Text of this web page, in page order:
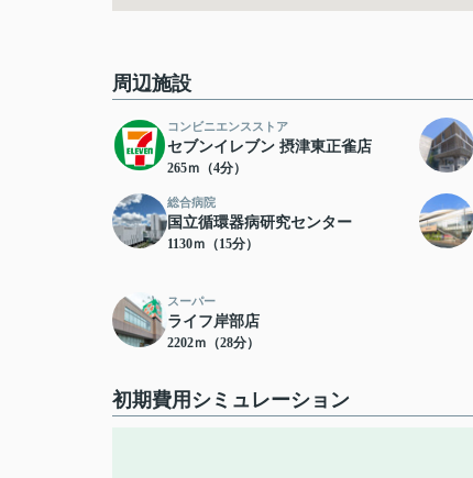
周辺施設
コンビニエンスストア
セブンイレブン 摂津東正雀店
265ｍ（4分）
総合病院
国立循環器病研究センター
1130ｍ（15分）
スーパー
ライフ岸部店
2202ｍ（28分）
初期費用シミュレーション